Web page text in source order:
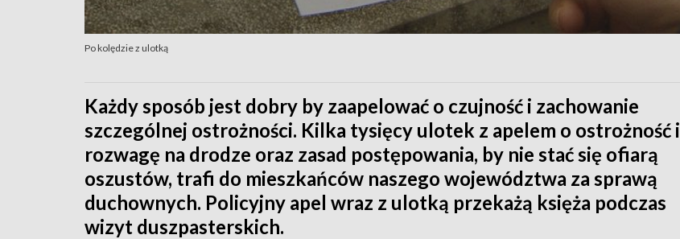
Po kolędzie z ulotką
Każdy sposób jest dobry by zaapelować o czujność i zachowanie
szczególnej ostrożności. Kilka tysięcy ulotek z apelem o ostrożność i
rozwagę na drodze oraz zasad postępowania, by nie stać się ofiarą
oszustów, trafi do mieszkańców naszego województwa za sprawą
duchownych. Policyjny apel wraz z ulotką przekażą księża podczas
wizyt duszpasterskich.